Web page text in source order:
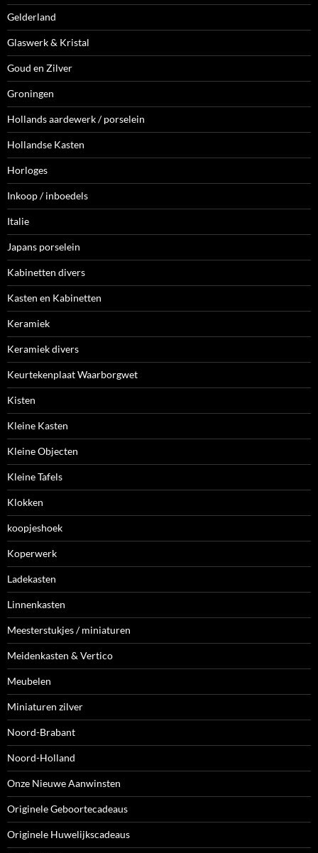
Gelderland
Glaswerk & Kristal
Goud en Zilver
Groningen
Hollands aardewerk / porselein
Hollandse Kasten
Horloges
Inkoop / inboedels
Italie
Japans porselein
Kabinetten divers
Kasten en Kabinetten
Keramiek
Keramiek divers
Keurtekenplaat Waarborgwet
Kisten
Kleine Kasten
Kleine Objecten
Kleine Tafels
Klokken
koopjeshoek
Koperwerk
Ladekasten
Linnenkasten
Meesterstukjes / miniaturen
Meidenkasten & Vertico
Meubelen
Miniaturen zilver
Noord-Brabant
Noord-Holland
Onze Nieuwe Aanwinsten
Originele Geboortecadeaus
Originele Huwelijkscadeaus